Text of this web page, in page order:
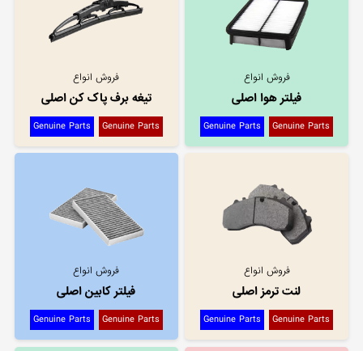
فروش انواع
فیلتر هوا اصلی
Genuine Parts
Genuine Parts
فروش انواع
تیغه برف پاک کن اصلی
Genuine Parts
Genuine Parts
فروش انواع
لنت ترمز اصلی
Genuine Parts
Genuine Parts
فروش انواع
فیلتر کابین اصلی
Genuine Parts
Genuine Parts